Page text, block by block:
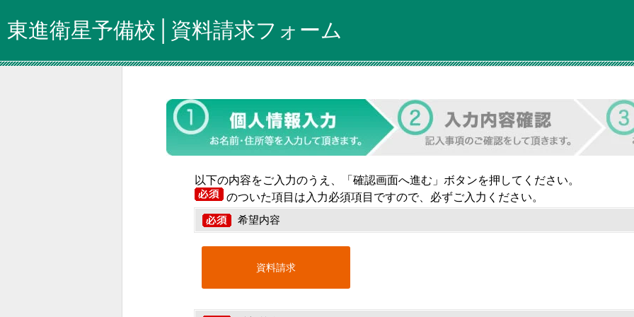
東進衛星予備校│資料請求フォーム
以下の内容をご入力のうえ、「確認画面へ進む」ボタンを押してください。
のついた項目は入力必須項目ですので、必ずご入力ください。
希望内容
資料請求